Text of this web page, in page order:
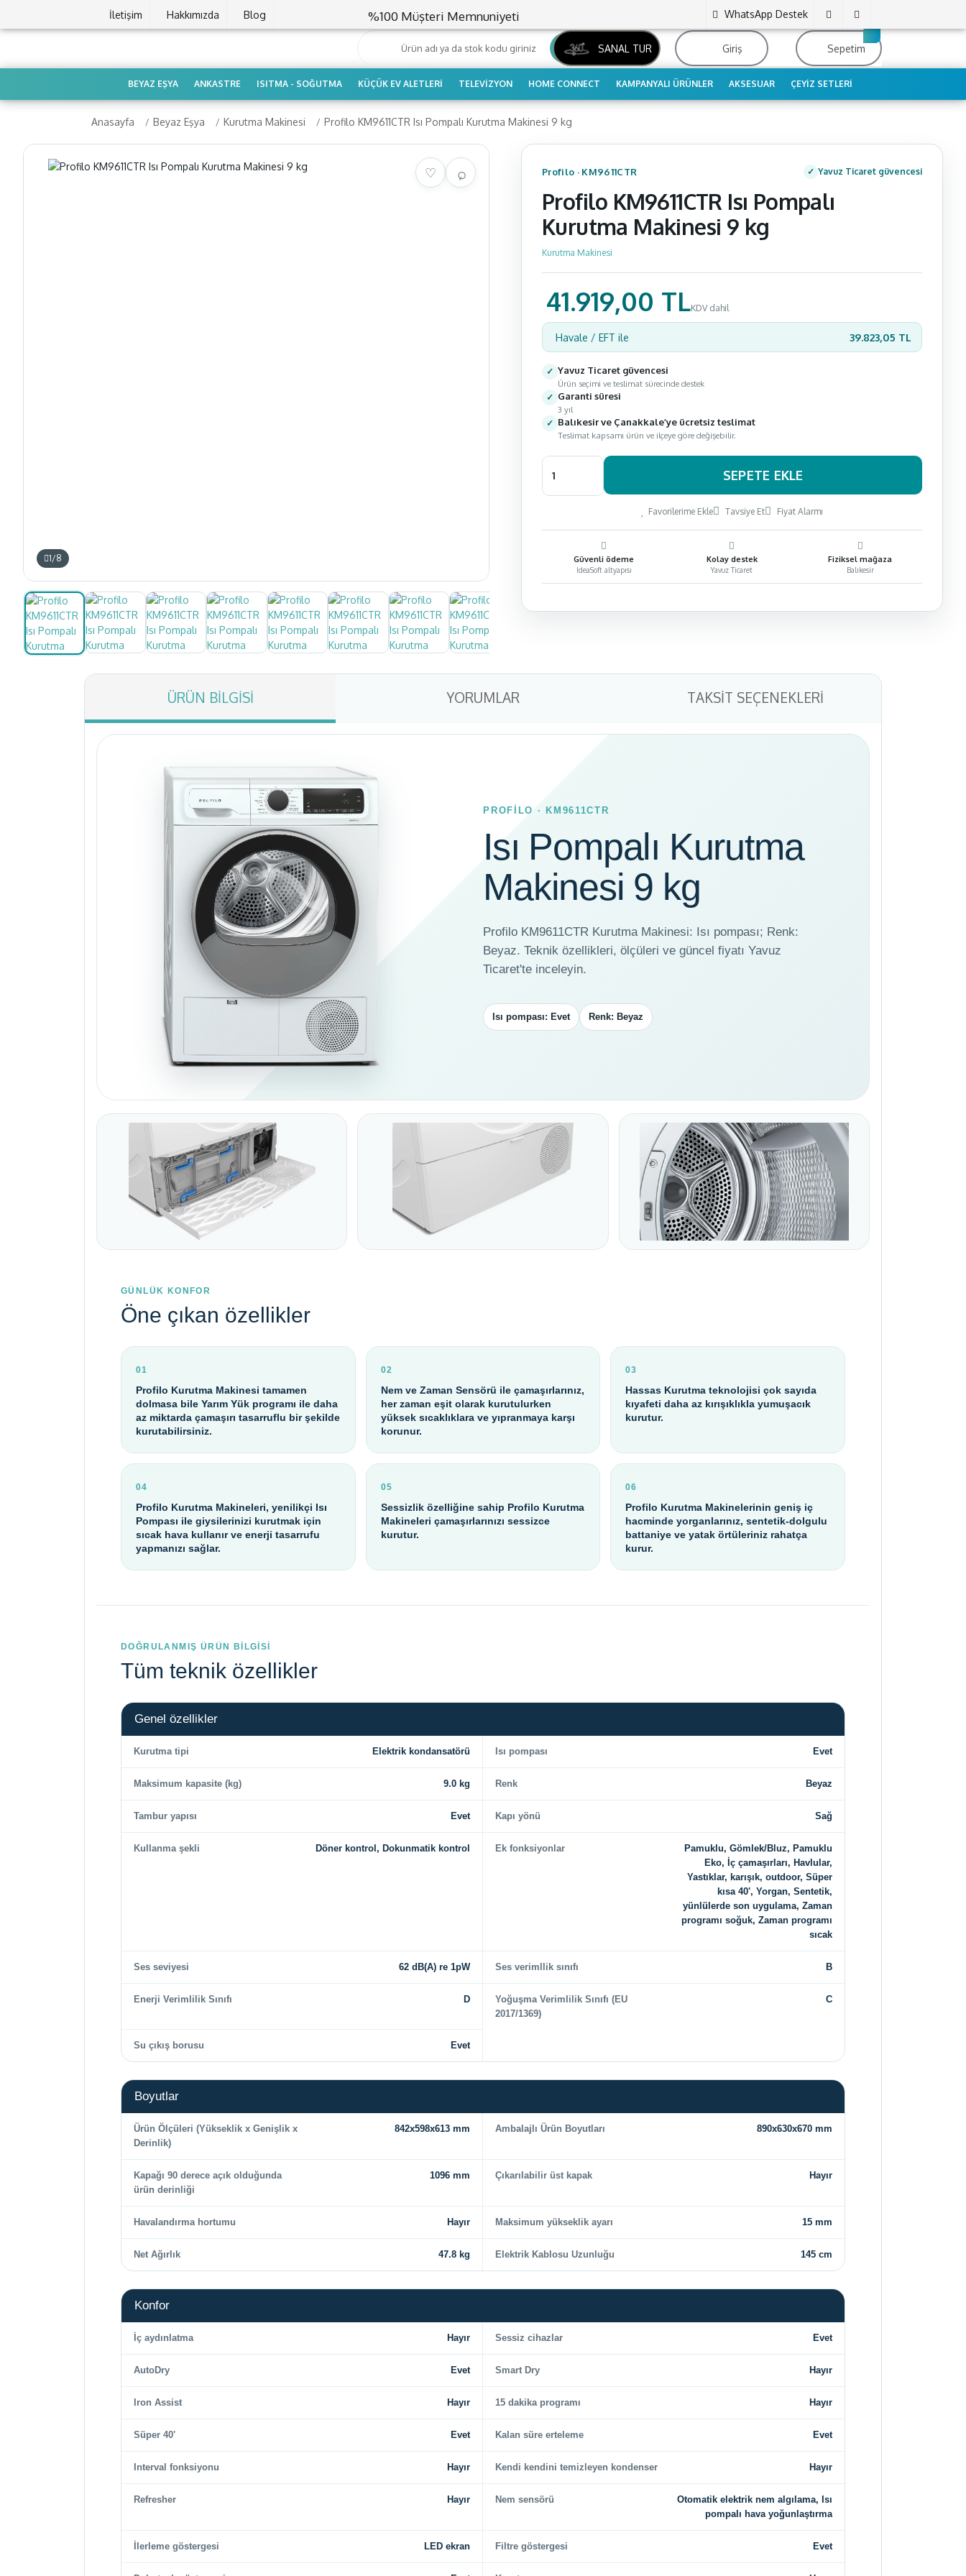
İletişim Hakkımızda Blog %100 Müşteri Memnuniyeti WhatsApp Destek
ARA SANAL TUR Giriş Sepetim
BEYAZ EŞYA ANKASTRE ISITMA - SOĞUTMA KÜÇÜK EV ALETLERI TELEVIZYON HOME CONNECT KAMPANYALI ÜRÜNLER AKSESUAR ÇEYIZ SETLERI
Anasayfa Beyaz Eşya Kurutma Makinesi Profilo KM9611CTR Isı Pompalı Kurutma Makinesi 9 kg
1/8
Profilo · KM9611CTR Yavuz Ticaret güvencesi
Profilo KM9611CTR Isı Pompalı
Kurutma Makinesi 9 kg
Kurutma Makinesi
41.919,00 TLKDV dahil
Havale / EFT ile 39.823,05 TL
Yavuz Ticaret güvencesi
Ürün seçimi ve teslimat sürecinde destek
Garanti süresi
3 yıl
Balıkesir ve Çanakkale’ye ücretsiz teslimat
Teslimat kapsamı ürün ve ilçeye göre değişebilir.
SEPETE EKLE
Favorilerime Ekle Tavsiye Et Fiyat Alarmı
Güvenli ödeme
IdeaSoft altyapısı
Kolay destek
Yavuz Ticaret
Fiziksel mağaza
Balıkesir
ÜRÜN BILGISI YORUMLAR TAKSIT SEÇENEKLERI
PROFİLO · KM9611CTR
Isı Pompalı Kurutma
Makinesi 9 kg
Profilo KM9611CTR Kurutma Makinesi: Isı pompası; Renk:
Beyaz. Teknik özellikleri, ölçüleri ve güncel fiyatı Yavuz
Ticaret'te inceleyin.
Isı pompası: Evet Renk: Beyaz
GÜNLÜK KONFOR
Öne çıkan özellikler
01
Profilo Kurutma Makinesi tamamen
dolmasa bile Yarım Yük programı ile daha
az miktarda çamaşırı tasarruflu bir şekilde
kurutabilirsiniz.
02
Nem ve Zaman Sensörü ile çamaşırlarınız,
her zaman eşit olarak kurutulurken
yüksek sıcaklıklara ve yıpranmaya karşı
korunur.
03
Hassas Kurutma teknolojisi çok sayıda
kıyafeti daha az kırışıklıkla yumuşacık
kurutur.
04
Profilo Kurutma Makineleri, yenilikçi Isı
Pompası ile giysilerinizi kurutmak için
sıcak hava kullanır ve enerji tasarrufu
yapmanızı sağlar.
05
Sessizlik özelliğine sahip Profilo Kurutma
Makineleri çamaşırlarınızı sessizce
kurutur.
06
Profilo Kurutma Makinelerinin geniş iç
hacminde yorganlarınız, sentetik-dolgulu
battaniye ve yatak örtüleriniz rahatça
kurur.
DOĞRULANMIŞ ÜRÜN BİLGİSİ
Tüm teknik özellikler
Genel özellikler
Kurutma tipi Elektrik kondansatörü Isı pompası Evet
Maksimum kapasite (kg) 9.0 kg Renk Beyaz
Tambur yapısı Evet Kapı yönü Sağ
Kullanma şekli Döner kontrol, Dokunmatik kontrol Ek fonksiyonlar
Pamuklu, Gömlek/Bluz, Pamuklu
Eko, İç çamaşırları, Havlular,
Yastıklar, karışık, outdoor, Süper
kısa 40', Yorgan, Sentetik,
yünlülerde son uygulama, Zaman
programı soğuk, Zaman programı
sıcak
Ses seviyesi 62 dB(A) re 1pW Ses verimllik sınıfı B
Enerji Verimlilik Sınıfı D
Yoğuşma Verimlilik Sınıfı (EU
2017/1369)
C
Su çıkış borusu Evet
Boyutlar
Ürün Ölçüleri (Yükseklik x Genişlik x
Derinlik)
842x598x613 mm Ambalajlı Ürün Boyutları 890x630x670 mm
Kapağı 90 derece açık olduğunda
ürün derinliği
1096 mm Çıkarılabilir üst kapak Hayır
Havalandırma hortumu Hayır Maksimum yükseklik ayarı 15 mm
Net Ağırlık 47.8 kg Elektrik Kablosu Uzunluğu 145 cm
Konfor
İç aydınlatma Hayır Sessiz cihazlar Evet
AutoDry Evet Smart Dry Hayır
Iron Assist Hayır 15 dakika programı Hayır
Süper 40' Evet Kalan süre erteleme Evet
Interval fonksiyonu Hayır Kendi kendini temizleyen kondenser Hayır
Refresher Hayır Nem sensörü
Otomatik elektrik nem algılama, Isı
pompalı hava yoğunlaştırma
İlerleme göstergesi LED ekran Filtre göstergesi Evet